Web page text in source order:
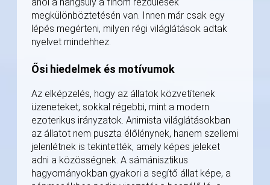
ahol a hangsúly a finom rezdülések
megkülönböztetésén van. Innen már csak egy
lépés megérteni, milyen régi világlátások adtak
nyelvet mindehhez.
Ősi hiedelmek és motívumok
Az elképzelés, hogy az állatok közvetítenek
üzeneteket, sokkal régebbi, mint a modern
ezoterikus irányzatok. Animista világlátásokban
az állatot nem puszta élőlénynek, hanem szellemi
jelenlétnek is tekintették, amely képes jeleket
adni a közösségnek. A sámánisztikus
hagyományokban gyakori a segítő állat képe, a